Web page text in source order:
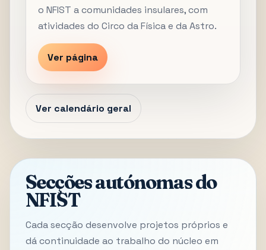
o NFIST a comunidades insulares, com
atividades do Circo da Física e da Astro.
Ver página
Ver calendário geral
Secções autónomas do
NFIST
Cada secção desenvolve projetos próprios e
dá continuidade ao trabalho do núcleo em